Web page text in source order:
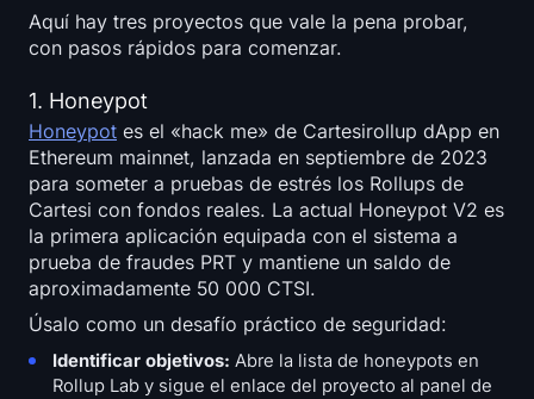
Aquí hay tres proyectos que vale la pena probar,
con pasos rápidos para comenzar.
1. Honeypot
Honeypot es el «hack me» de Cartesirollup dApp en
Ethereum mainnet, lanzada en septiembre de 2023
para someter a pruebas de estrés los Rollups de
Cartesi con fondos reales. La actual Honeypot V2 es
la primera aplicación equipada con el sistema a
prueba de fraudes PRT y mantiene un saldo de
aproximadamente 50 000 CTSI.
Úsalo como un desafío práctico de seguridad:
Identificar objetivos: Abre la lista de honeypots en
Rollup Lab y sigue el enlace del proyecto al panel de